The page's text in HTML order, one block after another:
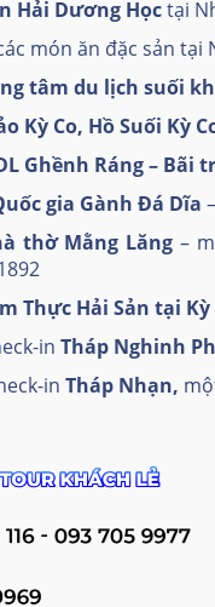
Hải Dương Họctại
món ăn đặc sản tại
tâm du lịch suối
Kỳ Co, Hồ Suối Kỳ
Ghềnh Ráng – Bãi
gia Gành Đá Dĩa
thờ Mằng Lăng –
Thực Hải Sản tại
in Tháp Nghinh
in Tháp Nhạn,